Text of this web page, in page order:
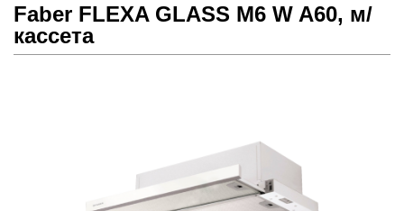
Faber FLEXA GLASS M6 W A60, м/
кассета